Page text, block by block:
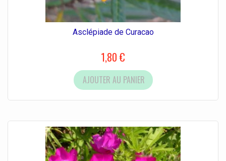
Asclépiade de Curacao
1,80 €
AJOUTER AU PANIER